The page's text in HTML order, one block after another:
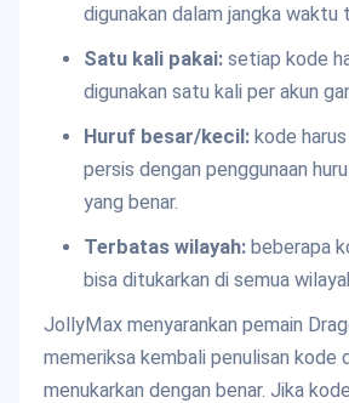
digunakan dalam jangka waktu
Satu kali pakai:setiap kode
digunakan satu kali per akun
Huruf besar/kecil:kode harus
persis dengan penggunaan
yang benar.
Terbatas wilayah:beberapa
bisa ditukarkan di semua
JollyMax menyarankan pemain
memeriksa kembali penulisan kode
menukarkan dengan benar. Jika